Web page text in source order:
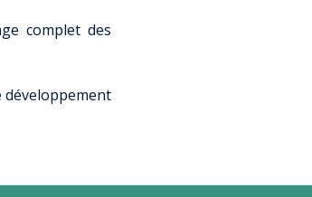
complet des
développement